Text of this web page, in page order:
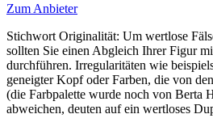
Zum Anbieter
Stichwort Originalität: Um wertlose
sollten Sie einen Abgleich Ihrer Figur
durchführen. Irregularitäten wie
geneigter Kopf oder Farben, die von
(die Farbpalette wurde noch von Berta
abweichen, deuten auf ein wertloses